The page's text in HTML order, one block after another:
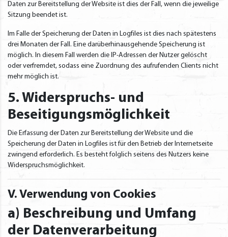
Daten zur Bereitstellung der Website ist dies der Fall, wenn die jeweilige
Sitzung beendet ist.
Im Falle der Speicherung der Daten in Logfiles ist dies nach spätestens
drei Monaten der Fall. Eine darüberhinausgehende Speicherung ist
möglich. In diesem Fall werden die IP-Adressen der Nutzer gelöscht
oder verfremdet, sodass eine Zuordnung des aufrufenden Clients nicht
mehr möglich ist.
5. Widerspruchs- und
Beseitigungsmöglichkeit
Die Erfassung der Daten zur Bereitstellung der Website und die
Speicherung der Daten in Logfiles ist für den Betrieb der Internetseite
zwingend erforderlich. Es besteht folglich seitens des Nutzers keine
Widerspruchsmöglichkeit.
V. Verwendung von Cookies
a) Beschreibung und Umfang
der Datenverarbeitung